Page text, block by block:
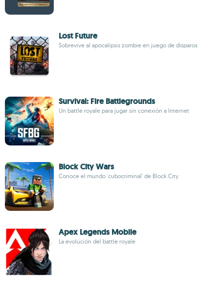
Lost Future
Sobrevive al apocalipsis zombie en juego de disparos
Survival: Fire Battlegrounds
Un battle royale para jugar sin conexión a Internet
Block City Wars
Conoce el mundo 'cubocriminal' de Block City
Apex Legends Mobile
La evolución del battle royale